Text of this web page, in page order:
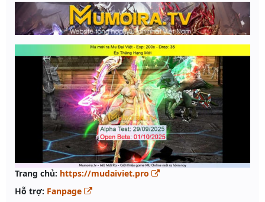
Trang chủ: https://mudaiviet.pro
Hỗ trợ: Fanpage